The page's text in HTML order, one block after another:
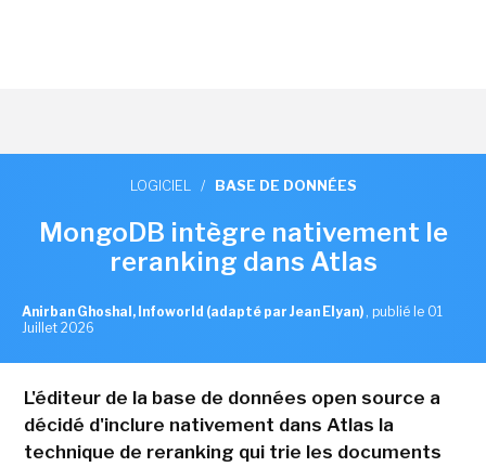
LOGICIEL / BASE DE DONNÉES
MongoDB intègre nativement le
reranking dans Atlas
Anirban Ghoshal, Infoworld (adapté par Jean Elyan) , publié le 01
Juillet 2026
L'éditeur de la base de données open source a
décidé d'inclure nativement dans Atlas la
technique de reranking qui trie les documents